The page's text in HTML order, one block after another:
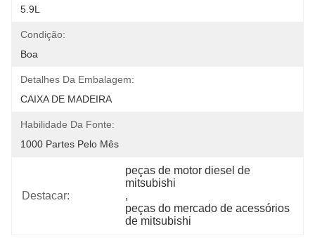
5.9L
Condição:
Boa
Detalhes Da Embalagem:
CAIXA DE MADEIRA
Habilidade Da Fonte:
1000 Partes Pelo Mês
Destacar:
peças de motor diesel de
mitsubishi
,
peças do mercado de acessórios
de mitsubishi